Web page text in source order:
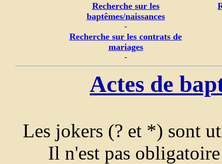
Recherche sur les
baptêmes/naissances
-
Recherche sur les contrats de
mariages
-
Actes de
Les jokers (? et *) sont
Il n'est pas